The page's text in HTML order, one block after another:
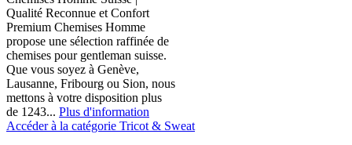
Qualité Reconnue et Confort
Premium Chemises Homme
propose une sélection raffinée de
chemises pour gentleman suisse.
Que vous soyez à Genève,
Lausanne, Fribourg ou Sion, nous
mettons à votre disposition plus
de 1243... Plus d'information
Accéder à la catégorie Tricot & Sweat